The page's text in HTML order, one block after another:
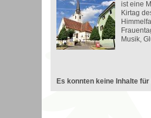
ist eine
Kirtag
Musik,
Es konnten keine Inhalte